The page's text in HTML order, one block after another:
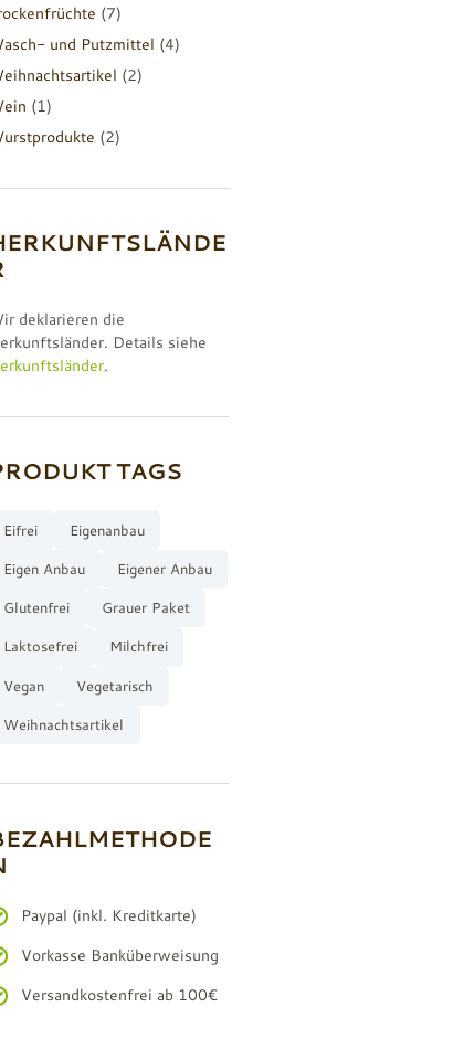
(7)
und Putzmittel (4)
(2)
(1)
(2)
deklarieren die
Details siehe
.
TAGS
Eifrei
Eigenanbau
Eigen Anbau
Eigener Anbau
Glutenfrei
Grauer Paket
Laktosefrei
Milchfrei
Vegan
Vegetarisch
Weihnachtsartikel
Paypal (inkl. Kreditkarte)
Vorkasse Banküberweisung
Versandkostenfrei ab 100€